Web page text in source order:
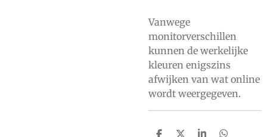
Vanwege
monitorverschillen
kunnen de werkelijke
kleuren enigszins
afwijken van wat online
wordt weergegeven.